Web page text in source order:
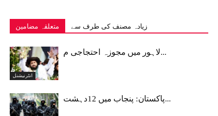
متعلقہ مضامین زیادہ مصنف کی طرف سے
انٹرنیشنل
لاہور میں مجوزہ احتجاجی م...
پاکستان: پنجاب میں 12دہشت...